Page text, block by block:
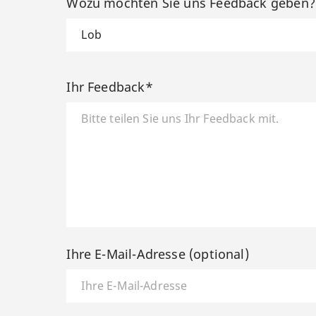
Ihr Feedback*
Ihre E-Mail-Adresse (optional)